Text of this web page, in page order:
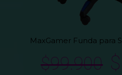
MaxGamer Funda para
$99.900 $